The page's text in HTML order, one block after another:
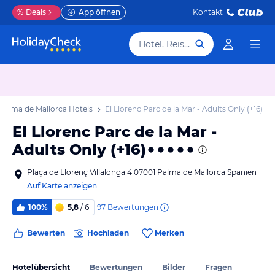
% Deals App öffnen Kontakt
Hotel, Reiseziel
de Mallorca Hotels El Llorenc Parc de la Mar - Adults Only (+16)
El Llorenc Parc de la Mar -
Adults Only (+16)
Plaça de Llorenç Villalonga 4 07001 Palma de Mallorca Spanien
Auf Karte anzeigen
100% 5,8 / 6 97 Bewertungen
Bewerten Hochladen Merken
Hotelübersicht Bewertungen Bilder Fragen